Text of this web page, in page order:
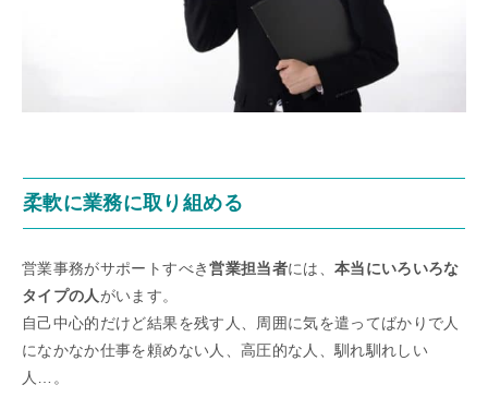
柔軟に業務に取り組める
営業事務がサポートすべき営業担当者には、本当にいろいろな
タイプの人 がいます。
自己中心的だけど結果を残す人、周囲に気を遣ってばかりで人
になかなか仕事を頼めない人、高圧的な人、馴れ馴れしい
人…。